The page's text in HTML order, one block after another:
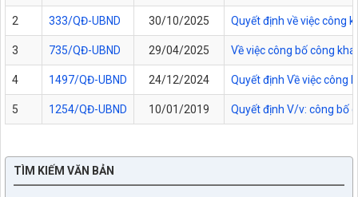
2 333/QĐ-UBND 30/10/2025 Quyết định về việc công
3 735/QĐ-UBND 29/04/2025 Về việc công bố công
4 1497/QĐ-UBND 24/12/2024 Quyết định Về việc công
5 1254/QĐ-UBND 10/01/2019 Quyết định V/v: công bố
TÌM KIẾM VĂN BẢN